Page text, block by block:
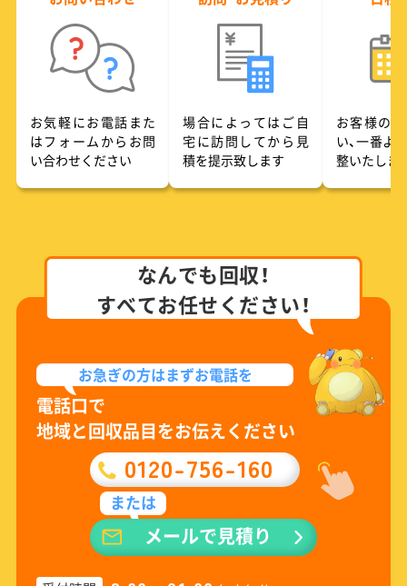
お気軽にお電話また
はフォームからお問
い合わせください
場合によってはご自
宅に訪問してから見
積を提示致します
お客様の
い、一番よ
整いたしま
なんでも回収！
すべてお任せください！
お急ぎの方はまずお電話を
電話口で
地域と回収品目をお伝えください
0120-756-160
または
メールで見積り